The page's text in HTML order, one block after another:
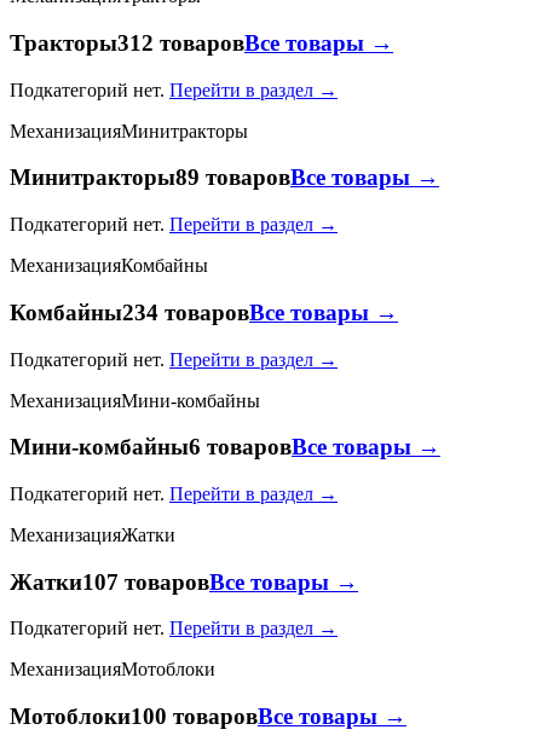
Тракторы312 товаровВсе товары →
Подкатегорий нет. Перейти в раздел →
МеханизацияМинитракторы
Минитракторы89 товаровВсе товары →
Подкатегорий нет. Перейти в раздел →
МеханизацияКомбайны
Комбайны234 товаровВсе товары →
Подкатегорий нет. Перейти в раздел →
МеханизацияМини-комбайны
Мини-комбайны6 товаровВсе товары →
Подкатегорий нет. Перейти в раздел →
МеханизацияЖатки
Жатки107 товаровВсе товары →
Подкатегорий нет. Перейти в раздел →
МеханизацияМотоблоки
Мотоблоки100 товаровВсе товары →